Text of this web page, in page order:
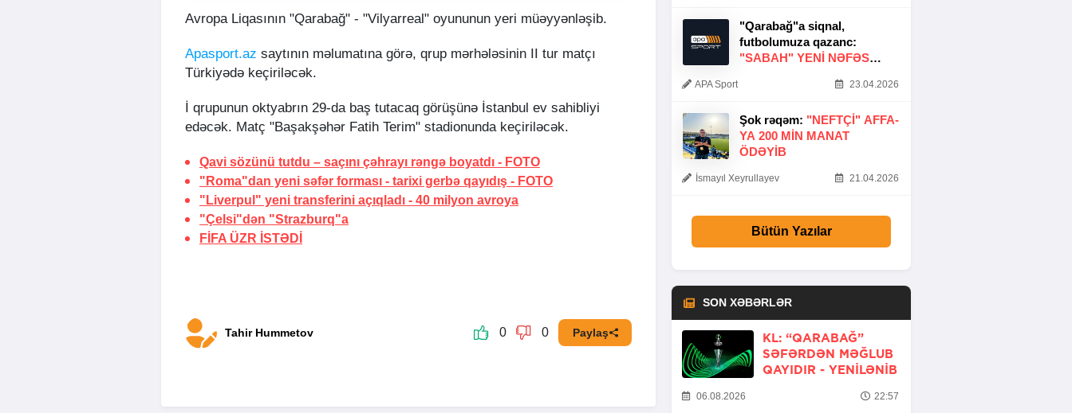
Avropa Liqasının "Qarabağ" - "Vilyarreal" oyununun yeri müəyyənləşib.
Apasport.az saytının məlumatına görə, qrup mərhələsinin II tur matçı
Türkiyədə keçiriləcək.
İ qrupunun oktyabrın 29-da baş tutacaq görüşünə İstanbul ev sahibliyi
edəcək. Matç "Başakşəhər Fatih Terim" stadionunda keçiriləcək.
Qavi sözünü tutdu – saçını çəhrayı rəngə boyatdı - FOTO
"Roma"dan yeni səfər forması - tarixi gerbə qayıdış - FOTO
"Liverpul" yeni transferini açıqladı - 40 milyon avroya
"Çelsi"dən "Strazburq"a
FİFA ÜZR İSTƏDİ
Tahir Hummetov 0 0 Paylaş
"Qarabağ"a siqnal,
futbolumuza qazanc:
"SABAH" YENI NƏFƏS
APA Sport 23.04.2026
Şok rəqəm: "NEFTÇI" AFFA-
YA 200 MIN MANAT
ÖDƏYIB
İsmayıl Xeyrullayev 21.04.2026
Bütün Yazılar
SON XƏBƏRLƏR
KL: “QARABAĞ”
SƏFƏRDƏN MƏĞLUB
QAYIDIR - YENİLƏNİB
06.08.2026 22:57